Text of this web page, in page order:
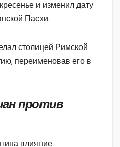
и изменил дату
Пасхи.
столицей Римской
переименовав его в
против
влияние